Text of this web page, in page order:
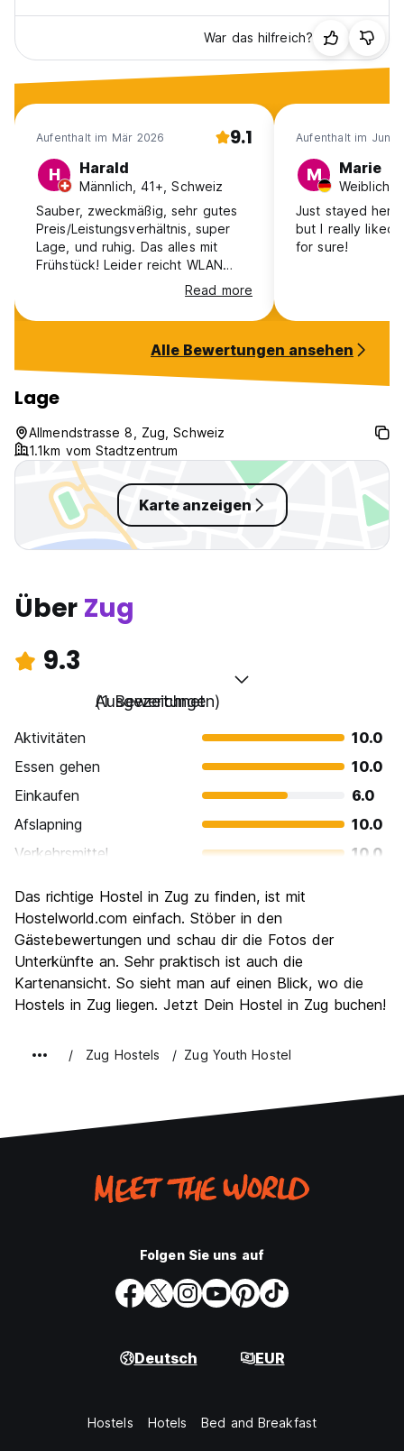
War das hilfreich?
Aufenthalt im Mär 2026 9.1
H Harald
Männlich, 41+, Schweiz
Sauber, zweckmäßig, sehr gutes
Preis/Leistungsverhältnis, super
Lage, und ruhig. Das alles mit
Frühstück! Leider reicht WLAN
nicht bis ins Zimmer … da wäre ein
Extender doch sicher machbar!?
Read more
Aufenthalt im Jun
M Marie
Just stayed
but I really liked
for sure!
Alle Bewertungen ansehen
Lage
Allmendstrasse 8, Zug, Schweiz
1.1km vom Stadtzentrum
Karte anzeigen
Über Zug
9.3
Ausgezeichnet
(1 Bewertungen)
Aktivitäten
10.0
Essen gehen
10.0
Einkaufen
6.0
Afslapning
10.0
Verkehrsmittel
10.0
Kultur
Nachtleben / Party
Preis-Leistungsverhältnis
Das richtige Hostel in Zug zu finden, ist mit
Hostelworld.com einfach. Stöber in den
Gästebewertungen und schau dir die Fotos der
Unterkünfte an. Sehr praktisch ist auch die
Kartenansicht. So sieht man auf einen Blick, wo die
Hostels in Zug liegen. Jetzt Dein Hostel in Zug buchen!
Zug Hostels Zug Youth Hostel
Folgen Sie uns auf
Deutsch EUR
Hostels Hotels Bed and Breakfast